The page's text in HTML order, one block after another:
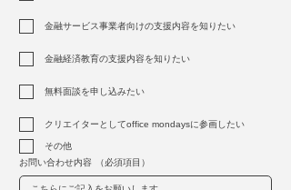
金融サービス事業者向けの支援内容を知りたい
金融経済教育の支援内容を知りたい
無料面談を申し込みたい
クリエイターとしてoffice mondaysに参画したい
その他
お問い合わせ内容
（必須項目）